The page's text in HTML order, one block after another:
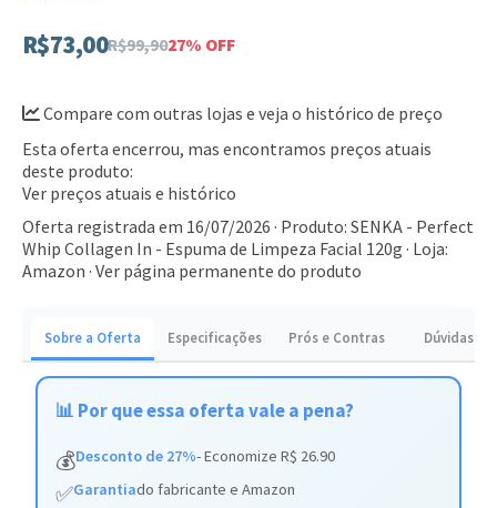
sem agredir
natural da pele
Textura suave e cremosa, ideal para todos os tipos de
pele
Este produto é perfeito para quem deseja um cuidado diário
eficaz com qualidade profissional. Adicione este passo
essencial à sua rotina de skincare e sinta a diferença na
R$73,00R$99,9027% OFF
Compare com outras lojas e veja o histórico de preço
Esta oferta encerrou, mas encontramos preços atuais
deste produto:
Ver preços atuais e histórico
Oferta registrada em 16/07/2026 · Produto: SENKA - Perfect
Whip Collagen In - Espuma de Limpeza Facial 120g · Loja:
Amazon · Ver página permanente do produto
Sobre a Oferta Especificações Prós e Contras Dúvidas
📊 Por que essa oferta vale a pena?
💰Desconto de 27%- Economize R$ 26.90
✅Garantiado fabricante e Amazon